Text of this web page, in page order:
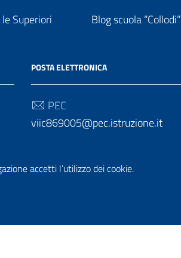
accetti l’utilizzo dei cookie.
Superiori
Blog scuola “Collodi”
POSTA ELETTRONICA
PEC
viic869005@pec.istruzione.it
viic869005@istruzione.it